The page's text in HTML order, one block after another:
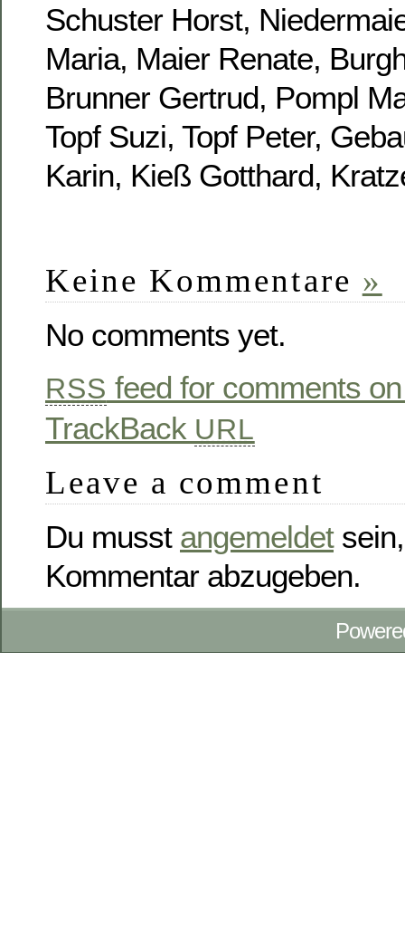
Schuster Horst,
Maria, Maier Renate,
Brunner Gertrud, Pompl
Topf Suzi, Topf Peter,
Karin, Kieß Gotthard,
Keine Kommentare »
No comments yet.
RSS feed for comments
TrackBack URL
Leave a comment
Du musst angemeldet
Kommentar abzugeben.